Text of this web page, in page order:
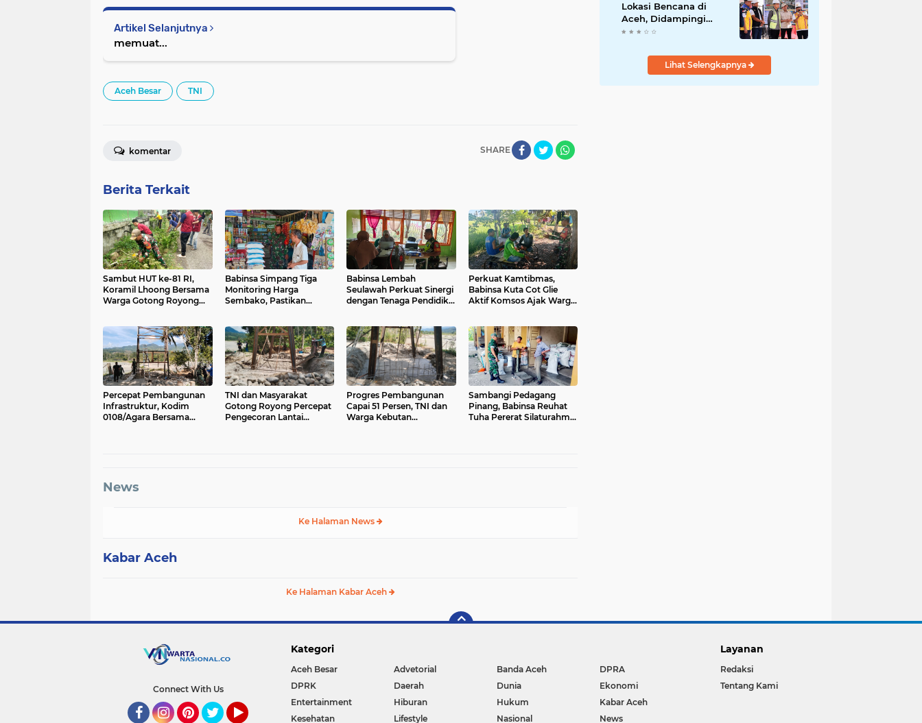
Artikel Selanjutnya
memuat...
Aceh Besar TNI
SHARE
komentar
Berita Terkait
Sambut HUT ke-81 RI,
Koramil Lhoong Bersama
Warga Gotong Royong
Babinsa Simpang Tiga
Monitoring Harga
Sembako, Pastikan
Pokok
Babinsa Lembah
Seulawah Perkuat Sinergi
dengan Tenaga Pendidik,
Bahaya Narkoba
Perkuat Kamtibmas,
Babinsa Kuta Cot Glie
Aktif Komsos Ajak Warga
Percepat Pembangunan
Infrastruktur, Kodim
0108/Agara Bersama
TNI dan Masyarakat
Gotong Royong Percepat
Pengecoran Lantai
Progres Pembangunan
Capai 51 Persen, TNI dan
Warga Kebutan
Sambangi Pedagang
Pinang, Babinsa Reuhat
Tuha Pererat Silaturahmi
News
Ke Halaman News
Kabar Aceh
Ke Halaman Kabar Aceh
Lokasi Bencana di
Aceh, Didampingi
Wagub Dek Fadh
Lihat Selengkapnya
Connect With Us
Kategori
Aceh Besar Advetorial Banda Aceh
DPRA
DPRK
Daerah Dunia
Ekonomi
Entertainment
Hiburan Hukum
Kabar Aceh
Kesehatan
Lifestyle Nasional News
Layanan
Redaksi
Tentang Kami